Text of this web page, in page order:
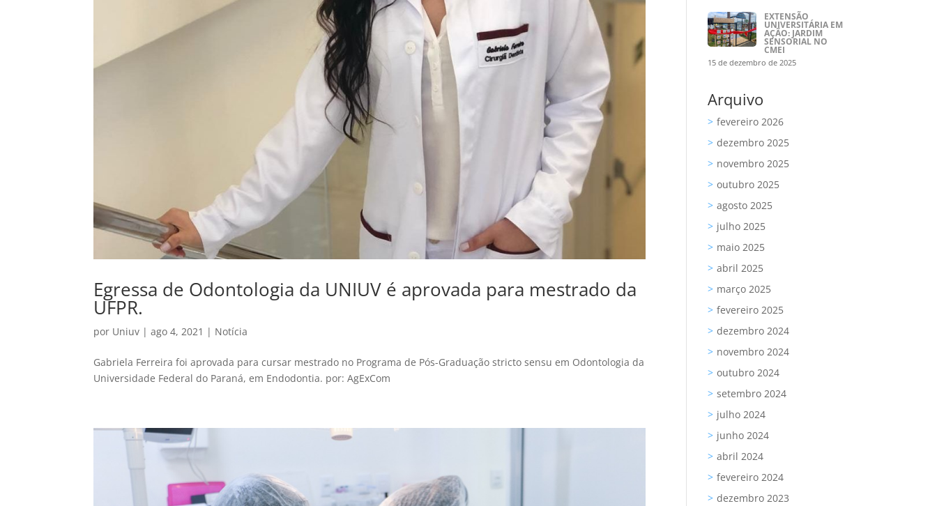
Egressa de Odontologia da UNIUV é aprovada para mestrado da
UFPR.
por Uniuv |ago 4, 2021 | Notícia
Gabriela Ferreira foi aprovada para cursar mestrado no Programa de Pós-Graduação stricto sensu em Odontologia da
Universidade Federal do Paraná, em Endodontia. por: AgExCom
EXTENSÃO
UNIVERSITÁRIA EM
AÇÃO: JARDIM
SENSORIAL NO
CMEI
15 de dezembro de 2025
Arquivo
fevereiro 2026
dezembro 2025
novembro 2025
outubro 2025
agosto 2025
julho 2025
maio 2025
abril 2025
março 2025
fevereiro 2025
dezembro 2024
novembro 2024
outubro 2024
setembro 2024
julho 2024
junho 2024
abril 2024
fevereiro 2024
dezembro 2023